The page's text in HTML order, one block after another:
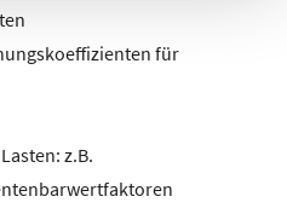
Sie diese Einwilligung
Zukunft widerrufen, indem
in der
und dort im Detail
Sie nicht akzeptieren
für
z.B.